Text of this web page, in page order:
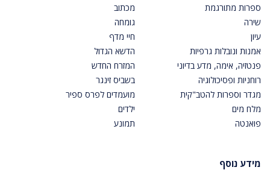
ספרות מתורגמת
שירה
עיון
אמנות ונובלות גרפיות
פנטזיה, אימה, מדע בדיוני
רוחניות ופסיכולוגיה
מגדר וספרות להטב"קית
מלח מים
פואנטה
מכתוב
גומחה
חיי מדף
הדשא הגדול
המזרח החדש
בשביס זינגר
מועמדים לפרס ספיר
ילדים
תמונע
מידע נוסף